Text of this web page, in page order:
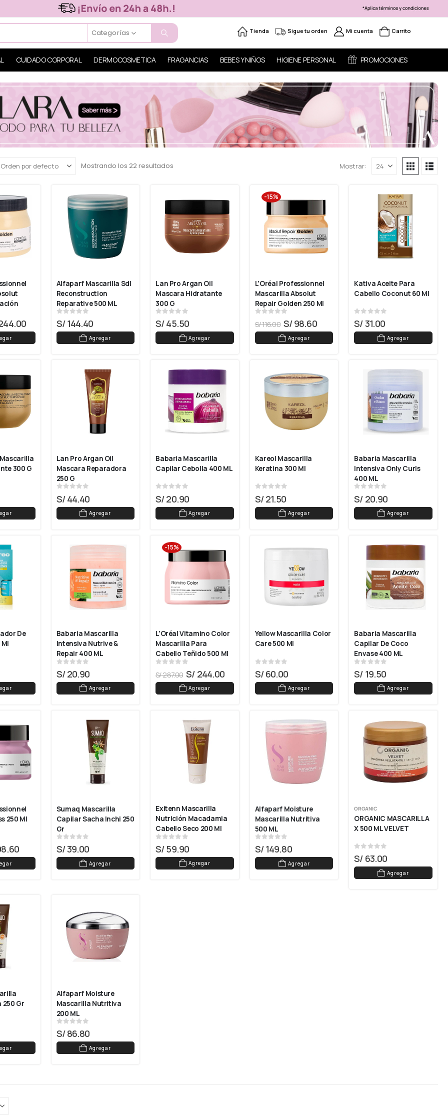
Categorías Tienda Sigue tu orden Mi cuenta Carrito
CUIDADO CORPORAL DERMOCOSMETICA FRAGANCIAS BEBES Y NIÑOS HIGIENE PERSONAL PROMOCIONES
Mostrando los 22 resultados Mostrar:
250 Ml
Alfaparf Mascarilla Sdl
Reconstruction
Reparative 500 ML
S/144.40
Agregar
Lan Pro Argan Oil
Mascara Hidratante
300 G
S/45.50
Agregar
-15%
L'Oréal Professionnel
Mascarilla Absolut
Repair Golden 250 Ml
S/116.00 S/98.60
Agregar
Kativa Aceite Para
Cabello Coconut 60 Ml
S/31.00
Agregar
300 G
Lan Pro Argan Oil
Mascara Reparadora
250 G
S/44.40
Agregar
Babaria Mascarilla
Capilar Cebolla 400 ML
S/20.90
Agregar
Kareol Mascarilla
Keratina 300 Ml
S/21.50
Agregar
Babaria Mascarilla
Intensiva Only Curls
400 ML
S/ 20.90
Agregar
De
Babaria Mascarilla
Intensiva Nutrive &
Repair 400 ML
S/20.90
Agregar
-15%
L'Oréal Vitamino Color
Mascarilla Para
Cabello Teñido 500 Ml
S/287.00 S/ 244.00
Agregar
Yellow Mascarilla Color
Care 500 Ml
S/60.00
Agregar
Babaria Mascarilla
Capilar De Coco
Envase 400 ML
S/ 19.50
Agregar
250 Ml
Sumaq Mascarilla
Capilar Sacha Inchi 250
Gr
S/39.00
Agregar
Exitenn Mascarilla
Nutrición Macadamia
Cabello Seco 200 Ml
S/59.90
Agregar
Alfaparf Moisture
Mascarilla Nutritiva
500 ML
S/149.80
Agregar
ORGANIC
ORGANIC MASCARILLA
X 500 ML VELVET
S/ 63.00
Agregar
250 Gr
Alfaparf Moisture
Mascarilla Nutritiva
200 ML
S/86.80
Agregar